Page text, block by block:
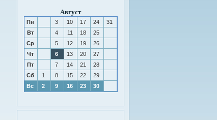
Август
Пн 3 10 17 24
31
Вт
4 11 18
25
Ср
5 12 19
26
Чт
6 13 20
27
Пт
7 14 21
28
Сб
1 8 15 22
29
Вс
2 9 16 23 30